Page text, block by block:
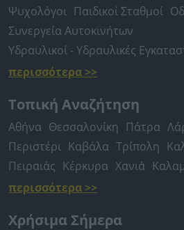
Ψυχολόγοι Παιδικοί Σταθμοί
Συνεργεία Αυτοκινήτων
Υδραυλικοί - Υδραυλικές
περισσότερα >>
Τοπική Αναζήτηση
Αθήνα Θεσσαλονίκη Πάτρα
Περιστέρι Καβάλα Τρίπολη
Πειραιάς Κέρκυρα Χανιά
περισσότερα >>
Χρήσιμα Σήμερα